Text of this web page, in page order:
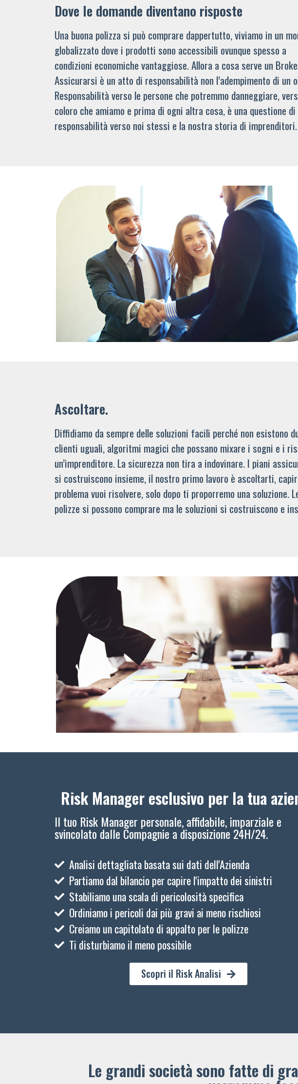
Dove le domande diventano risposte
Una buona polizza si può comprare dappertutto, viviamo in un
globalizzato dove i prodotti sono accessibili ovunque spesso a
condizioni economiche vantaggiose. Allora a cosa serve un
Assicurarsi è un atto di responsabilità non l’adempimento di un
Responsabilità verso le persone che potremmo danneggiare,
coloro che amiamo e prima di ogni altra cosa, è una questione di
responsabilità verso noi stessi e la nostra storia di imprenditori.
Ascoltare.
Diffidiamo da sempre delle soluzioni facili perché non esistono
clienti uguali, algoritmi magici che possano mixare i sogni e i
un’imprenditore. La sicurezza non tira a indovinare. I piani
si costruiscono insieme, il nostro primo lavoro è ascoltarti,
problema vuoi risolvere, solo dopo ti proporremo una soluzione.
polizze si possono comprare ma le soluzioni si costruiscono e
Risk Manager esclusivo per la tua
Il tuo Risk Manager personale, affidabile, imparziale e
svincolato dalle Compagnie a disposizione 24H/24.
Analisi dettagliata basata sui dati dell'Azienda
Partiamo dal bilancio per capire l'impatto dei sinistri
Stabiliamo una scala di pericolosità specifica
Ordiniamo i pericoli dai più gravi ai meno rischiosi
Creiamo un capitolato di appalto per le polizze
Ti disturbiamo il meno possibile
Scopri il Risk Analisi
Le grandi società sono fatte di